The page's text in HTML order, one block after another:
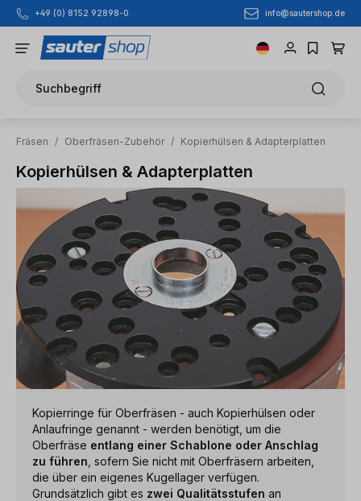
Zum Hauptinhalt springen
+49 (0) 8152 92898-0 info@sautershop.de
Suchbegriff
Fräsen / Oberfräsen-Zubehör / Kopierhülsen & Adapterplatten
Kopierhülsen & Adapterplatten
Kopierringe für Oberfräsen - auch Kopierhülsen oder
Anlaufringe genannt - werden benötigt, um die
Oberfräse entlang einer Schablone oder Anschlag
zu führen , sofern Sie nicht mit Oberfräsern arbeiten,
die über ein eigenes Kugellager verfügen.
Grundsätzlich gibt es zwei Qualitätsstufen an